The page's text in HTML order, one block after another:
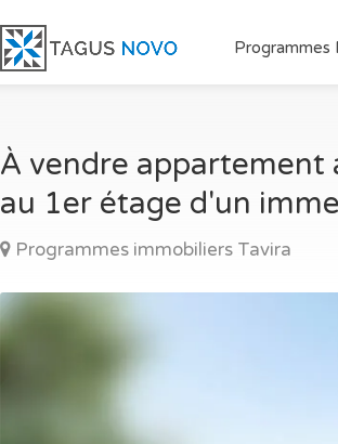
Programmes
À vendre appartement
au 1er étage d'un
Programmes immobiliers Tavira